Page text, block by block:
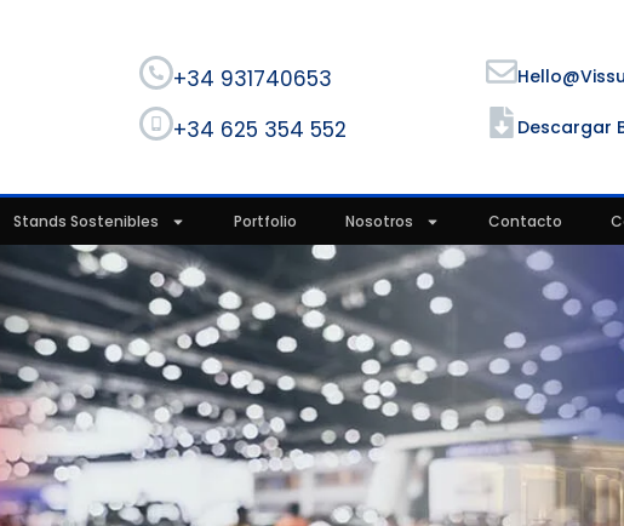
+34 931740653
+34 625 354 552 Descargar
Stands Sostenibles Portfolio Nosotros Contacto